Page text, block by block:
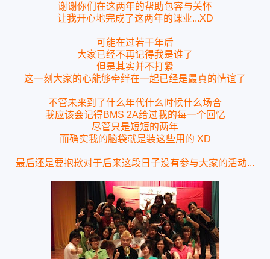
谢谢你们在这两年的帮助包容与关怀
让我开心地完成了这两年的课业...XD
可能在过若干年后
大家已经不再记得我是谁了
但是其实并不打紧
这一刻大家的心能够牵绊在一起已经是最真的情谊了
不管未来到了什么年代什么时候什么场合
我应该会记得BMS 2A给过我的每一个回忆
尽管只是短短的两年
而确实我的脑袋就是装这些用的 XD
最后还是要抱歉对于后来这段日子没有参与大家的活动...